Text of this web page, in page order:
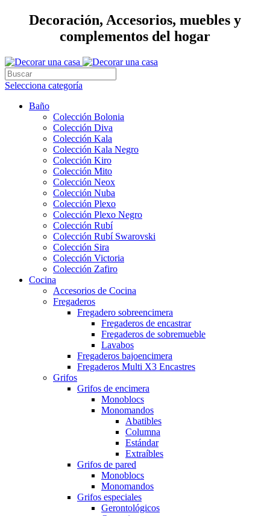
Decoración, Accesorios, muebles y
complementos del hogar
Selecciona categoría
Baño
Colección Bolonia
Colección Diva
Colección Kala
Colección Kala Negro
Colección Kiro
Colección Mito
Colección Neox
Colección Nuba
Colección Plexo
Colección Plexo Negro
Colección Rubí
Colección Rubí Swarovski
Colección Sira
Colección Victoria
Colección Zafiro
Cocina
Accesorios de Cocina
Fregaderos
Fregadero sobreencimera
Fregaderos de encastrar
Fregaderos de sobremueble
Lavabos
Fregaderos bajoencimera
Fregaderos Multi X3 Encastres
Grifos
Grifos de encimera
Monoblocs
Monomandos
Abatibles
Columna
Estándar
Extraíbles
Grifos de pared
Monoblocs
Monomandos
Grifos especiales
Gerontológicos